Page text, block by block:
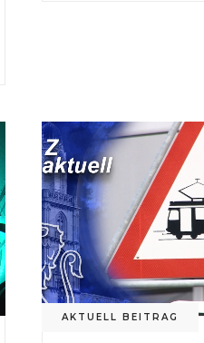
AKTUELL BEITRAG